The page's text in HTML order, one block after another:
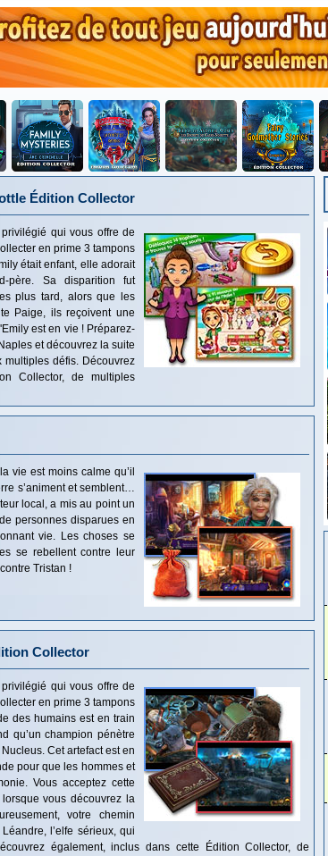
Édition Collector
qui vous offre de
en prime 3 tampons
était enfant, elle adorait
père. Sa disparition fut
plus tard, alors que les
Paige, ils reçoivent une
est en vie ! Préparez-
et découvrez la suite
défis. Découvrez
Collector, de multiples
vie est moins calme qu’il
s’animent et semblent…
local, a mis au point un
personnes disparues en
vie. Les choses se
se rebellent contre leur
Tristan !
Collector
qui vous offre de
en prime 3 tampons
des humains est en train
qu’un champion pénètre
Cet artefact est en
pour que les hommes et
Vous acceptez cette
vous découvrez la
votre chemin
l’elfe sérieux, qui
également, inclus dans cette Édition Collector, de